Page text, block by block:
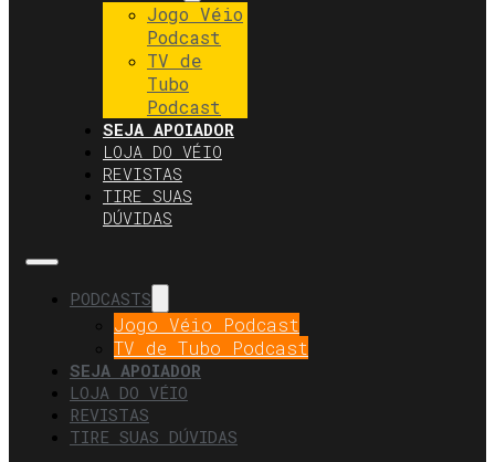
Jogo Véio
Podcast
TV de
Tubo
Podcast
SEJA APOIADOR
LOJA DO VÉIO
REVISTAS
TIRE SUAS
DÚVIDAS
PODCASTS
Jogo Véio Podcast
TV de Tubo Podcast
SEJA APOIADOR
LOJA DO VÉIO
REVISTAS
TIRE SUAS DÚVIDAS